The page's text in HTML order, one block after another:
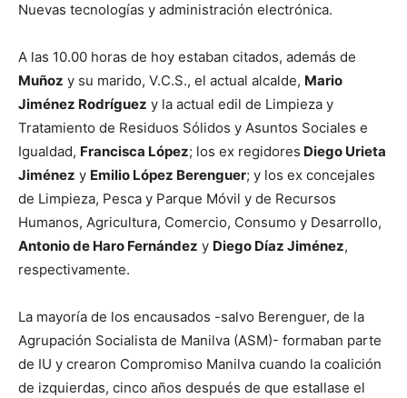
Nuevas tecnologías y administración electrónica.
A las 10.00 horas de hoy estaban citados, además de
Muñoz y su marido, V.C.S., el actual alcalde, Mario
Jiménez Rodríguez y la actual edil de Limpieza y
Tratamiento de Residuos Sólidos y Asuntos Sociales e
Igualdad, Francisca López; los ex regidores Diego Urieta
Jiménez y Emilio López Berenguer; y los ex concejales
de Limpieza, Pesca y Parque Móvil y de Recursos
Humanos, Agricultura, Comercio, Consumo y Desarrollo,
Antonio de Haro Fernández y Diego Díaz Jiménez,
respectivamente.
La mayoría de los encausados -salvo Berenguer, de la
Agrupación Socialista de Manilva (ASM)- formaban parte
de IU y crearon Compromiso Manilva cuando la coalición
de izquierdas, cinco años después de que estallase el